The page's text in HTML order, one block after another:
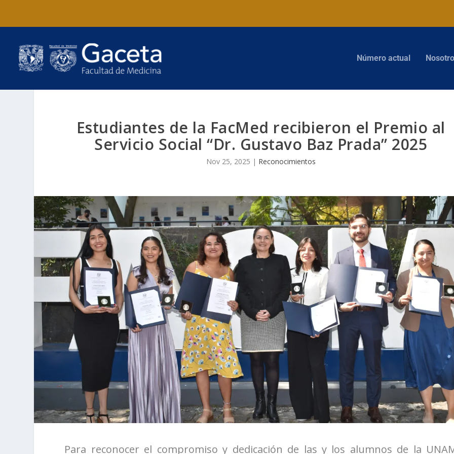
Número actual
Estudiantes de la FacMed recibieron el Premio al
Servicio Social “Dr. Gustavo Baz Prada” 2025
Nov 25, 2025 | Reconocimientos
Para reconocer el compromiso y dedicación de las y los alumnos de la